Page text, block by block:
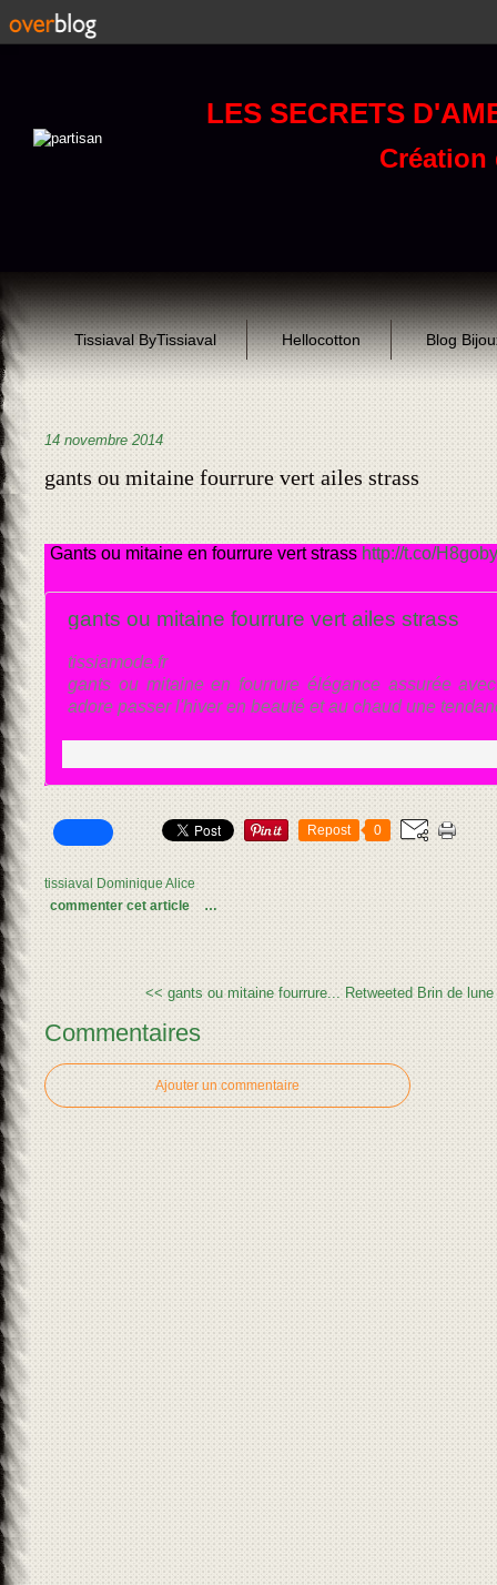
LES SECRETS
Création
Tissiaval ByTissiaval Hellocotton Blog
14 novembre 2014
gants ou mitaine fourrure vert ailes strass
Gants ou mitaine en fourrure vert strass http://t.co/
gants ou mitaine fourrure vert ailes strass
tissiamode.fr
gants ou mitaine en fourrure élégance assurée
adore passer l'hiver en beauté et au chaud une
Repost 0
tissiaval Dominique Alice
commenter cet article
…
<< gants ou mitaine fourrure... Retweeted Brin de
Commentaires
Ajouter un commentaire